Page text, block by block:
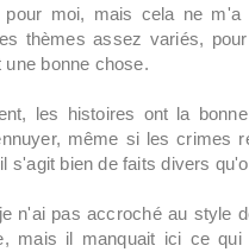
pour moi, mais cela ne
thèmes assez variés,
bonne chose.
les histoires ont la
même si les crimes
s'agit bien de faits divers
n'ai pas accroché au style
mais il manquait ici ce